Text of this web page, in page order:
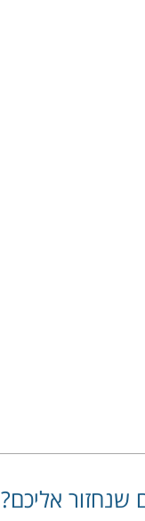
שנחזור אליכם?